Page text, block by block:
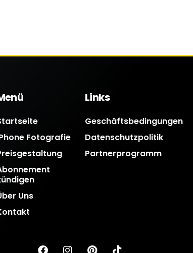
Fotografie
Uns
Links
Geschäftsbedingungen
Datenschutzpolitik
Partnerprogramm